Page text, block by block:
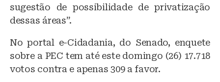
sugestão de possibilidade de privatização
dessas áreas”.
No portal e-Cidadania, do Senado, enquete
sobre a PEC tem até este domingo (26) 17.718
votos contra e apenas 309 a favor.